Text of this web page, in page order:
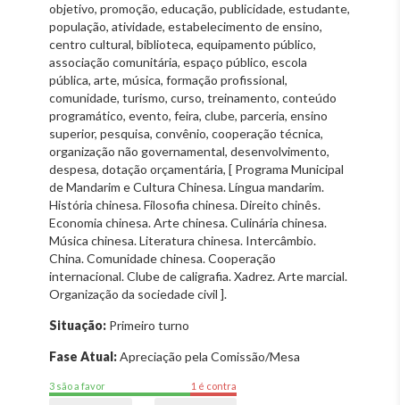
objetivo, promoção, educação, publicidade, estudante,
população, atividade, estabelecimento de ensino,
centro cultural, biblioteca, equipamento público,
associação comunitária, espaço público, escola
pública, arte, música, formação profissional,
comunidade, turismo, curso, treinamento, conteúdo
programático, evento, feira, clube, parceria, ensino
superior, pesquisa, convênio, cooperação técnica,
organização não governamental, desenvolvimento,
despesa, dotação orçamentária, [ Programa Municipal
de Mandarim e Cultura Chinesa. Língua mandarim.
História chinesa. Filosofia chinesa. Direito chinês.
Economia chinesa. Arte chinesa. Culinária chinesa.
Música chinesa. Literatura chinesa. Intercâmbio.
China. Comunidade chinesa. Cooperação
internacional. Clube de caligrafia. Xadrez. Arte marcial.
Organização da sociedade civil ].
Situação: Primeiro turno
Fase Atual:Apreciação pela Comissão/Mesa
3 são a favor 1 é contra